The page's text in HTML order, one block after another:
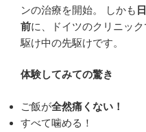
ンの治療を開始。 しかも
前に、ドイツのクリニッ
駆け中の先駆けです。
体験してみての驚き
ご飯が全然痛くない！
すべて噛める！